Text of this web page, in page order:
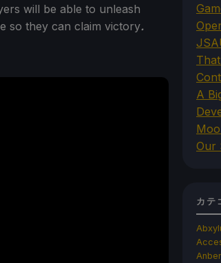
will be able to unleash
so they can claim victory.
A
Our
カテ